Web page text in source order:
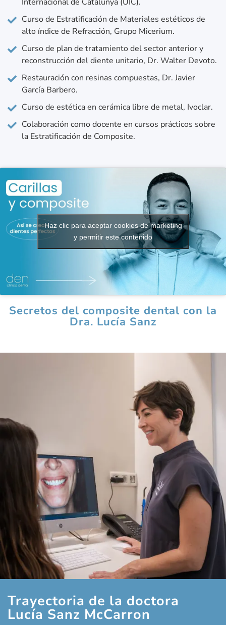
Internacional de Catalunya (UIC).
Curso de Estratificación de Materiales estéticos de
alto índice de Refracción, Grupo Micerium.
Curso de plan de tratamiento del sector anterior y
reconstrucción del diente unitario, Dr. Walter Devoto.
Restauración con resinas compuestas, Dr. Javier
García Barbero.
Curso de estética en cerámica libre de metal, Ivoclar.
Colaboración como docente en cursos prácticos sobre
la Estratificación de Composite.
Haz clic para aceptar cookies de marketing
y permitir este contenido
Secretos del composite dental con la
Dra. Lucía Sanz
Trayectoria de la doctora
Lucía Sanz McCarron